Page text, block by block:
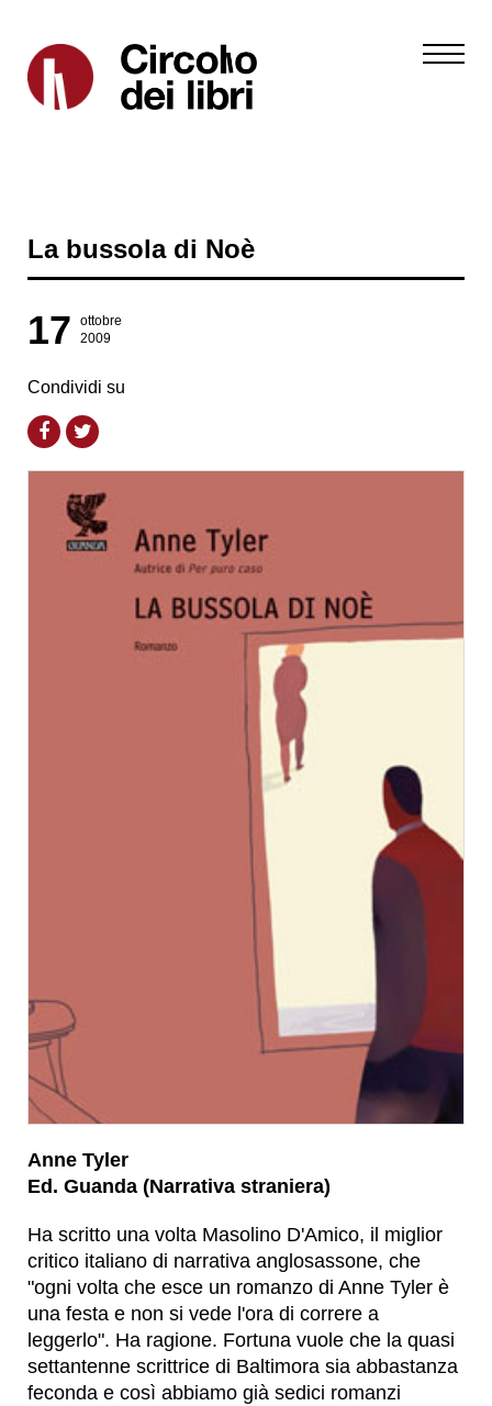
La bussola di Noè
17
ottobre
2009
Condividi su
Anne Tyler
Ed. Guanda (Narrativa straniera)
Ha scritto una volta Masolino D'Amico, il miglior
critico italiano di narrativa anglosassone, che
"ogni volta che esce un romanzo di Anne Tyler è
una festa e non si vede l'ora di correre a
leggerlo". Ha ragione. Fortuna vuole che la quasi
settantenne scrittrice di Baltimora sia abbastanza
feconda e così abbiamo già sedici romanzi